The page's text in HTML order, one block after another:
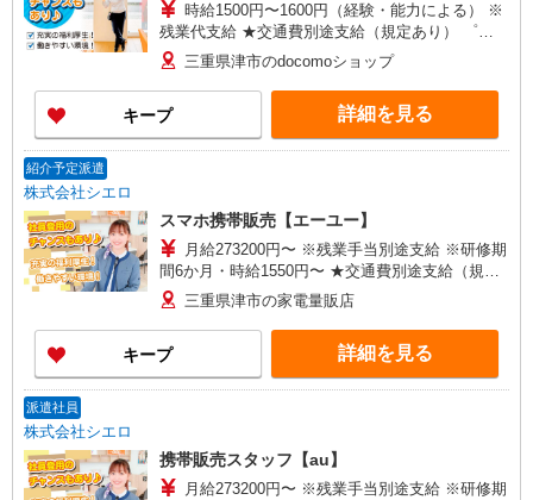
時給1500円〜1600円（経験・能力による） ※
残業代支給 ★交通費別途支給（規定あり） ゜
+゜・。○。・゜+゜・。○。・゜+゜ 入社祝い金10
万円支給(規定有) お友達を紹介頂くと, インセンテ
ィブ支給(規定有) ★月2回払い・週払い可能（規程
有）★ ゜・。○。・゜+゜・。○。・゜+゜
三重県津市のdocomoショップ
キープ 詳細を見る
紹介予定派遣
株式会社シエロ
スマホ携帯販売【エーユー】
月給273200円〜 ※残業手当別途支給 ※研修期
間6か月・時給1550円〜 ★交通費別途支給（規定
あり） ゜+゜・。○。・゜+゜・。○。・゜+゜ 入
社祝い金10万円支給(規定有) お友達を紹介頂くと,
インセンティブ支給(規定有) ゜・。○。・゜
+゜・。○。・゜+゜
三重県津市の家電量販店
キープ 詳細を見る
派遣社員
株式会社シエロ
携帯販売スタッフ【au】
月給273200円〜 ※残業手当別途支給 ※研修期